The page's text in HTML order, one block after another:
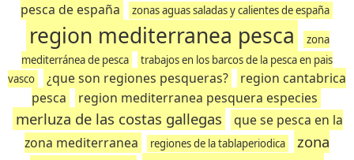
pesca de españa
zonas aguas saladas y calientes de españa
region mediterranea pesca
zona
mediterránea de pesca
trabajos en los barcos de la pesca en pais
vasco
¿que son regiones pesqueras?
region cantabrica
pesca
region mediterranea pesquera especies
merluza de las costas gallegas
que se pesca en la
zona mediterranea
regiones de la tablaperiodica
zona